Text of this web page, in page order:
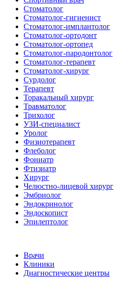
Стоматолог
Стоматолог-гигиенист
Стоматолог-имплантолог
Стоматолог-ортодонт
Стоматолог-ортопед
Стоматолог-пародонтолог
Стоматолог-терапевт
Стоматолог-хирург
Сурдолог
Терапевт
Торакальный хирург
Травматолог
Трихолог
УЗИ-специалист
Уролог
Физиотерапевт
Флеболог
Фониатр
Фтизиатр
Хирург
Челюстно-лицевой хирург
Эмбриолог
Эндокринолог
Эндоскопист
Эпилептолог
Врачи
Клиники
Диагностические центры